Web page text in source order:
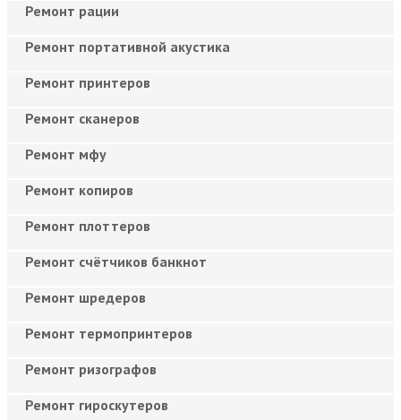
Ремонт рации
Ремонт портативной акустика
Ремонт принтеров
Ремонт сканеров
Ремонт мфу
Ремонт копиров
Ремонт плоттеров
Ремонт счётчиков банкнот
Ремонт шредеров
Ремонт термопринтеров
Ремонт ризографов
Ремонт гироскутеров